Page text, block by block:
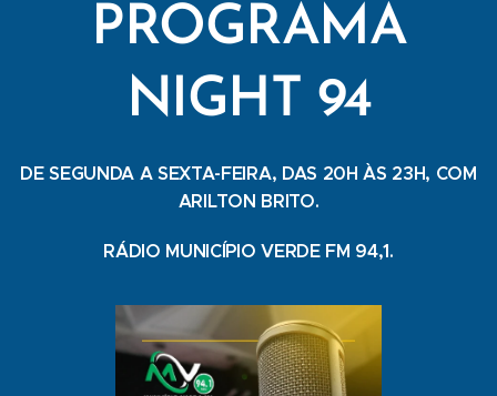
PROGRAMA
NIGHT 94
DE SEGUNDA A SEXTA-FEIRA, DAS 20H ÀS 23H, COM
ARILTON BRITO.
RÁDIO MUNICÍPIO VERDE FM 94,1.